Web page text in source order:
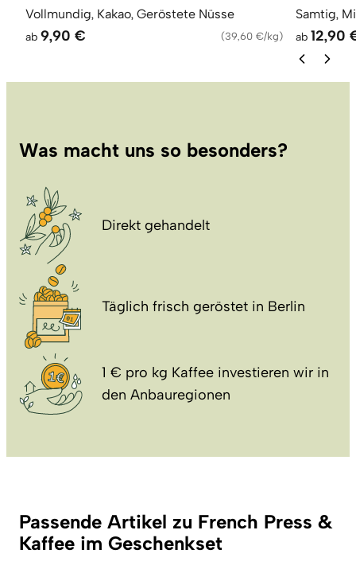
Vollmundig, Kakao, Geröstete Nüsse
ab 9,90 € (39,60 €/kg)
Samtig,
ab 12,90
Was macht uns so besonders?
Direkt gehandelt
Täglich frisch geröstet in Berlin
1 € pro kg Kaffee investieren wir in
den Anbauregionen
Passende Artikel zu French Press &
Kaffee im Geschenkset